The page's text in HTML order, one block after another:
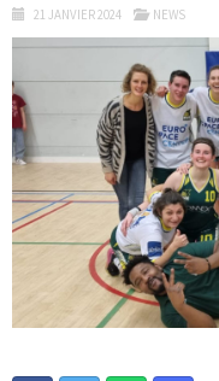
21 JANVIER 2024 NEWS